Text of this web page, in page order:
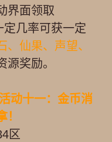
界面领取
定几率可获一定
、仙果、声望、
源奖励。
活动十一：金币消
区